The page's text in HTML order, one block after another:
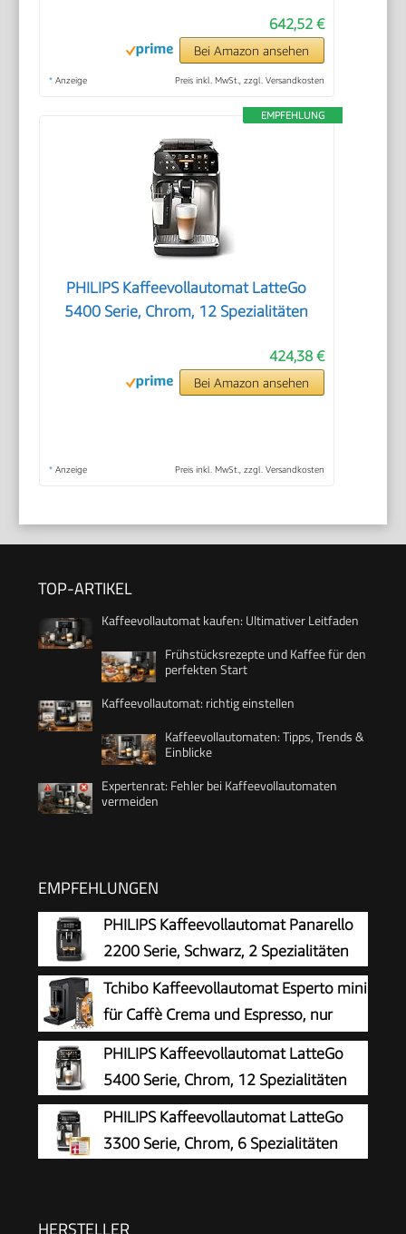
642,52 €
Bei Amazon ansehen
* Anzeige Preis inkl. MwSt., zzgl. Versandkosten
EMPFEHLUNG
PHILIPS Kaffeevollautomat LatteGo
5400 Serie, Chrom, 12 Spezialitäten
424,38 €
Bei Amazon ansehen
* Anzeige Preis inkl. MwSt., zzgl. Versandkosten
TOP-ARTIKEL
Kaffeevollautomat kaufen: Ultimativer Leitfaden
Frühstücksrezepte und Kaffee für den
perfekten Start
Kaffeevollautomat: richtig einstellen
Kaffeevollautomaten: Tipps, Trends &
Einblicke
Expertenrat: Fehler bei Kaffeevollautomaten
vermeiden
EMPFEHLUNGEN
PHILIPS Kaffeevollautomat Panarello
2200 Serie, Schwarz, 2 Spezialitäten
Tchibo Kaffeevollautomat Esperto mini
für Caffè Crema und Espresso, nur
16cm breit, klein und kompakt,
geeignet für jede Küche, Camping,
Studentenapartment, Schwarz - INKLUSIVE
Kaffeeprobierset GRATIS
PHILIPS Kaffeevollautomat LatteGo
5400 Serie, Chrom, 12 Spezialitäten
PHILIPS Kaffeevollautomat LatteGo
3300 Serie, Chrom, 6 Spezialitäten
HERSTELLER